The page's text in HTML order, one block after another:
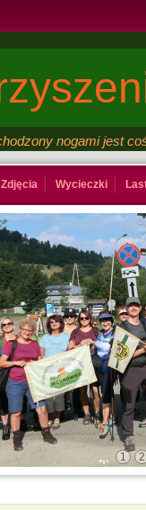
Zdjęcia Wycieczki
Last Minute
nogami jest
1 2